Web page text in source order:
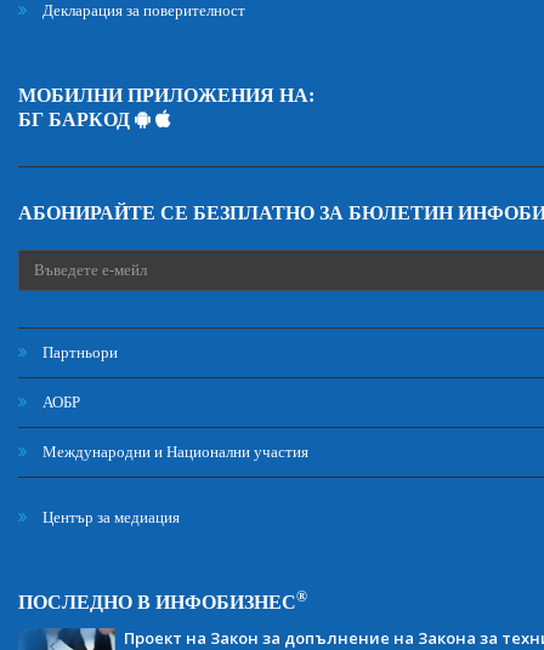
Декларация за поверителност
МОБИЛНИ ПРИЛОЖЕНИЯ НА:
БГ БАРКОД
АБОНИРАЙТЕ СЕ БЕЗПЛАТНО ЗА БЮЛЕТИН
Партньори
АОБР
Международни и Национални участия
Център за медиация
ПОСЛЕДНО В ИНФОБИЗНЕС®
Проект на Закон за допълнение на Закона за